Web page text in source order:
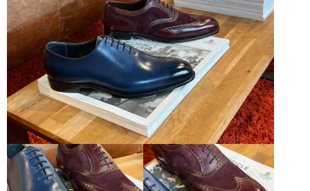
Maintenance
Mon compte
Nos marques
Andrea Ventura
Bontoni Chaussures